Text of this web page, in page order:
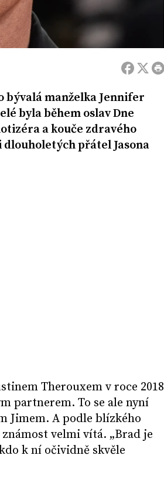
bývalá manželka Jennifer
byla během oslav Dne
a kouče zdravého
přátel Jasona
Therouxem v roce 2018
partnerem. To se ale nyní
Jimem. A podle blízkého
velmi vítá. „Brad je
k ní očividně skvěle